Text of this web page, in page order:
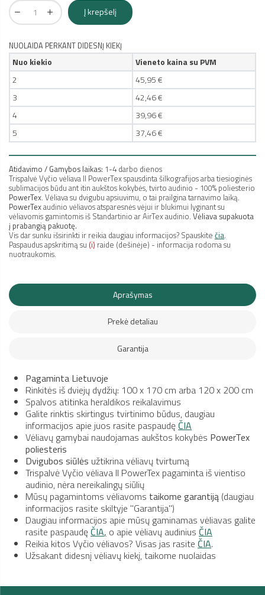
Į krepšelį
NUOLAIDA PERKANT DIDESNĮ KIEKĮ
Nuo kiekio
Vieneto kaina su PVM
2
45,95 €
3
42,46 €
4
39,96 €
5
37,46 €
Atidavimo / Gamybos laikas: 1-4 darbo dienos
Trispalvė Vyčio vėliava II PowerTex spausdinta šilkografijos arba tiesioginės
sublimacijos būdu ant itin aukštos kokybės, tvirto audinio - 100% poliesterio
PowerTex. Vėliava su dvigubu apsiuvimu, o tai prailgina tarnavimo laiką.
PowerTexaudinio vėliavos atsparesnės vėjui ir blukimui lyginant su
vėliavomis gamintomis iš Standartinio ar AirTex audinio. Vėliava supakuota
į prabangią pakuotę.
Vis dar sunku išsirinkti ir reikia daugiau informacijos? Spauskite čia.
Paspaudus apskritimą su (i) raide (dešinėje) - informacija rodoma su
nuotraukomis.
Aprašymas
Prekė detaliau
Garantija
Pagaminta Lietuvoje
Rinkitės iš dviejų dydžių: 100 x 170 cm arba 120 x 200 cm
Spalvos atitinka heraldikos reikalavimus
Galite rinktis skirtingus tvirtinimo būdus, daugiau
informacijos apie juos rasite paspaudę ČIA
Vėliavų gamybai naudojamas aukštos kokybės PowerTex
poliesteris
Dvigubos siūlės užtikrina vėliavų tvirtumą
Trispalvė Vyčio vėliava II PowerTex pagaminta iš vientiso
audinio, nėra nereikalingų siūlių
Mūsų pagamintoms vėliavoms taikome garantiją (daugiau
informacijos rasite skiltyje "Garantija")
Daugiau informacijos apie mūsų gaminamas vėliavas galite
rasite paspaudę ČIA, o apie vėliavų audinius ČIA
Reikia kitos Vyčio vėliavos? Visas jas rasite ČIA.
Užsakant didesnį vėliavų kiekį, taikome nuolaidas